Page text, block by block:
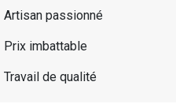
Artisan passionné
Prix imbattable
Travail de qualité